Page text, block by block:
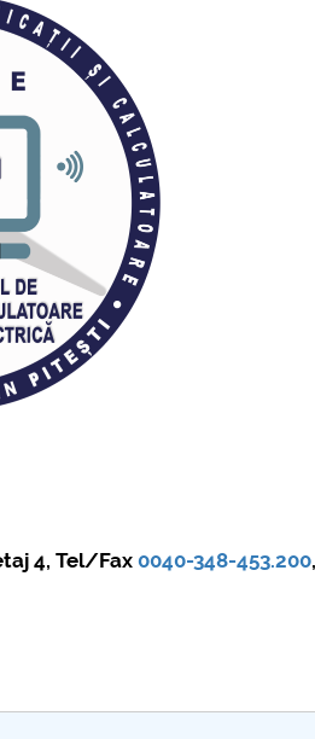
4, Tel/Fax 0040-348-453.200,
ACTE STUDII
further information...